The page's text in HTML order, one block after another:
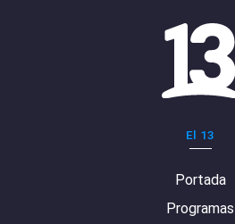
El 13
Portada
Programas